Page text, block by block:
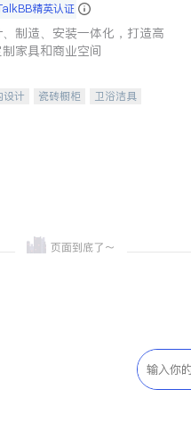
精英认证
、制造、安装一体化，打造高
家具和商业空间
设计 瓷砖橱柜
卫浴洁具